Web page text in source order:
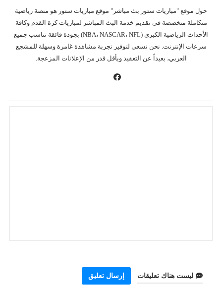
حول موقع "مباريات ستور بث مباشر" موقع مباريات ستور هو منصة رياضية
متكاملة متخصصة في تقديم خدمة البث المباشر لمباريات كرة القدم وكافة
الأحداث الرياضية الكبرى (NBA، NASCAR، NFL) بجودة فائقة تناسب جميع
سرعات الإنترنت. نحن نسعى لتوفير تجربة مشاهدة غامرة وسهلة للمشجع
العربي، بعيداً عن التعقيد وبأقل قدر من الإعلانات المزعجة.
ليست هناك تعليقات إرسال تعليق